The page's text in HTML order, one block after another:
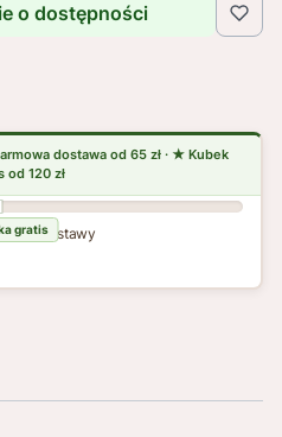
o dostępności
dostawy